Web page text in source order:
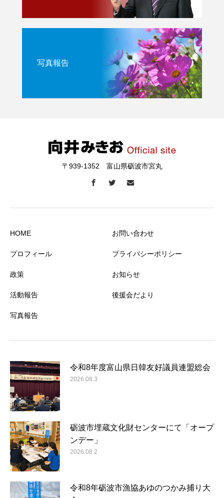
写真報告
〒939-1352 富山県砺波市宮丸
HOME
プロフィール
政策
活動報告
写真報告
お問い合わせ
プライバシーポリシー
お知らせ
後援会だより
令和8年度富山県日韓友好議員連盟総会
2026.08.3
砺波市埋蔵文化財センターにて「オープ
ンデー」
2026.08.2
令和8年砺波市漁協あゆのつかみ捕り大